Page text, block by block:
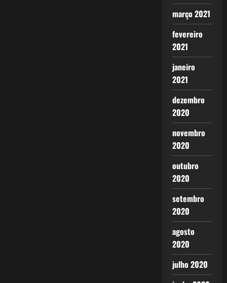
março 2021
fevereiro
2021
janeiro
2021
dezembro
2020
novembro
2020
outubro
2020
setembro
2020
agosto
2020
julho 2020